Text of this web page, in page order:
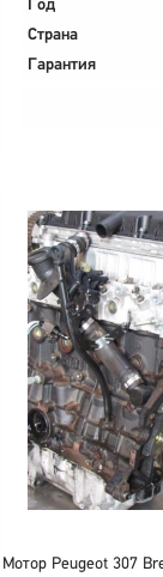
Год
Страна
Гарантия
Мотор Peugeot 307